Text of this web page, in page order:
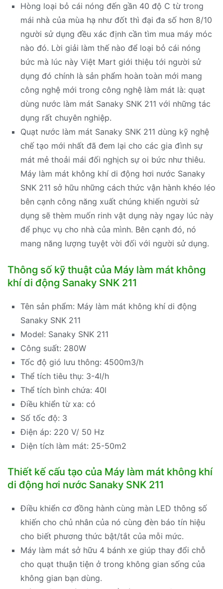
Hòng loại bỏ cái nóng đến gần 40 độ C từ trong
mái nhà của mùa hạ như đốt thì đại đa số hơn 8/10
người sử dụng đều xác định cần tìm mua máy móc
nào đó. Lời giải làm thế nào để loại bỏ cái nóng
bức mà lúc này Việt Mart giới thiệu tới người sử
dụng đó chính là sản phẩm hoàn toàn mới mang
công nghệ mới trong công nghệ làm mát là: quạt
dùng nước làm mát Sanaky SNK 211 với những tác
dụng rất chuyên nghiệp.
Quạt nước làm mát Sanaky SNK 211 dùng kỹ nghệ
chế tạo mới nhất đã đem lại cho các gia đình sự
mát mẻ thoải mái đối nghịch sự oi bức như thiêu.
Máy làm mát không khí di động hơi nước Sanaky
SNK 211 sở hữu những cách thức vận hành khéo léo
bên cạnh công năng xuất chúng khiến người sử
dụng sẽ thèm muốn rinh vật dụng này ngay lúc này
để phục vụ cho nhà của mình. Bên cạnh đó, nó
mang năng lượng tuyệt vời đối với người sử dụng.
Thông số kỹ thuật của Máy làm mát không
khí di động Sanaky SNK 211
Tên sản phẩm: Máy làm mát không khí di động
Sanaky SNK 211
Model: Sanaky SNK 211
Công suất: 280W
Tốc độ gió lưu thông: 4500m3/h
Thể tích tiêu thụ: 3-4l/h
Thể tích bình chứa: 40l
Điều khiển từ xa: có
Số tốc độ: 3
Điện áp: 220 V/ 50 Hz
Diện tích làm mát: 25-50m2
Thiết kế cấu tạo của Máy làm mát không khí
di động hơi nước Sanaky SNK 211
Điều khiển cơ đồng hành cùng màn LED thông số
khiến cho chủ nhân của nó cùng đèn báo tín hiệu
cho biết phương thức bật/tắt của mỗi mức.
Máy làm mát sở hữu 4 bánh xe giúp thay đổi chỗ
cho quạt thuận tiện ở trong không gian sống của
không gian bạn dùng.